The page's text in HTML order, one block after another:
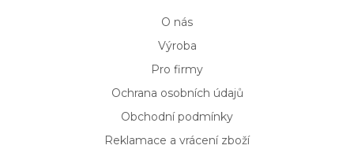
O nás
Výroba
Pro firmy
Ochrana osobních údajů
Obchodní podmínky
Reklamace a vrácení zboží